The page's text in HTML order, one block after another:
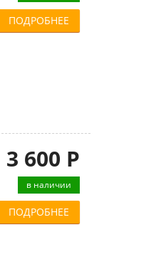
ПОДРОБНЕЕ
3 600 Р
в наличии
ПОДРОБНЕЕ